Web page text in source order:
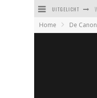
UITGELICHT
Home De Canon